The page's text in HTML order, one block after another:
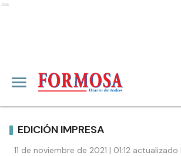
Ads
EDICIÓN IMPRESA
11 de noviembre de 2021 | 01:12